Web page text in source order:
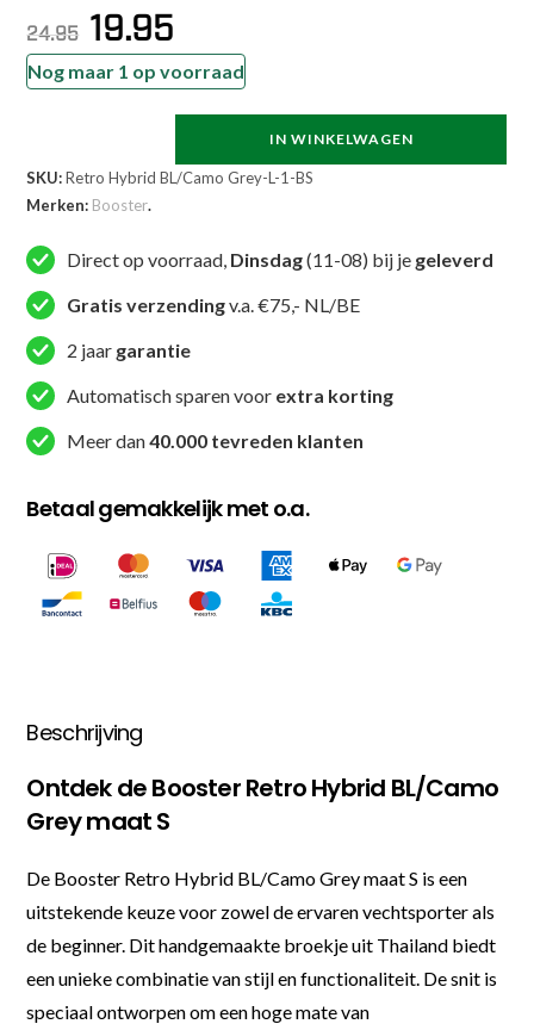
24.95
Oorspronkelijke
prijs
was:
€24.95.
19.95
Nog maar 1 op voorraad
Retro
Hybrid
BL/Camo
Grey
maat
S
aantal
IN WINKELWAGEN
SKU:Retro Hybrid BL/Camo Grey-L-1-BS
Merken: Booster.
Direct op voorraad, Dinsdag(11-08) bij je geleverd
Gratis verzendingv.a. €75,- NL/BE
2 jaar garantie
Automatisch sparen voor extra korting
Meer dan40.000 tevreden klanten
Betaal gemakkelijk met o.a.
Beschrijving
Ontdek de Booster Retro Hybrid BL/Camo
Grey maat S
De Booster Retro Hybrid BL/Camo Grey maat S is een
uitstekende keuze voor zowel de ervaren vechtsporter als
de beginner. Dit handgemaakte broekje uit Thailand biedt
een unieke combinatie van stijl en functionaliteit. De snit is
speciaal ontworpen om een hoge mate van